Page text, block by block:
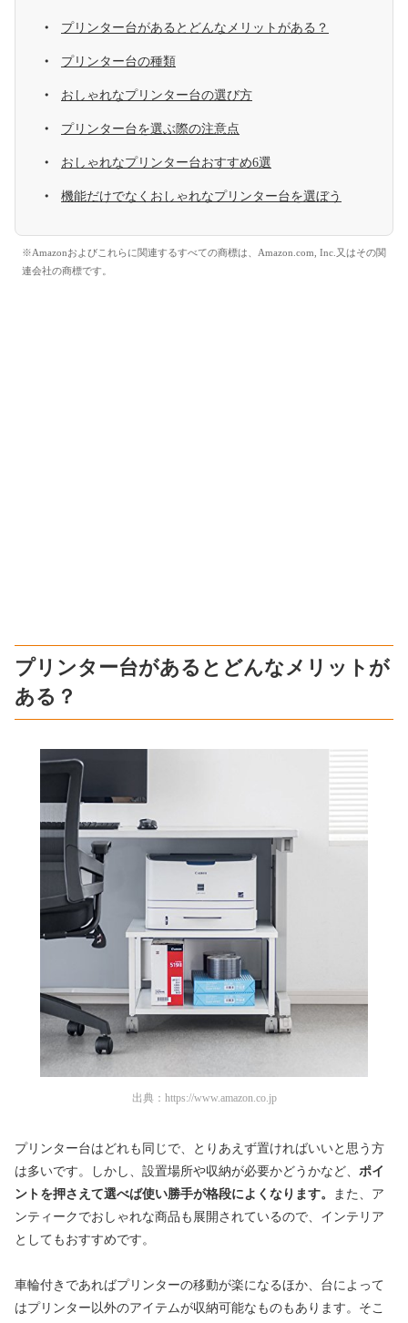
プリンター台があるとどんなメリットがある？
プリンター台の種類
おしゃれなプリンター台の選び方
プリンター台を選ぶ際の注意点
おしゃれなプリンター台おすすめ6選
機能だけでなくおしゃれなプリンター台を選ぼう
※Amazonおよびこれらに関連するすべての商標は、Amazon.com, Inc.又はその関
連会社の商標です。
プリンター台があるとどんなメリットが
ある？
出典： https://www.amazon.co.jp
プリンター台はどれも同じで、とりあえず置ければいいと思う方
は多いです。しかし、設置場所や収納が必要かどうかなど、 ポイ
ントを押さえて選べば使い勝手が格段によくなります。
また、ア
ンティークでおしゃれな商品も展開されているので、インテリア
としてもおすすめです。
車輪付きであればプリンターの移動が楽になるほか、台によって
はプリンター以外のアイテムが収納可能なものもあります。そこ